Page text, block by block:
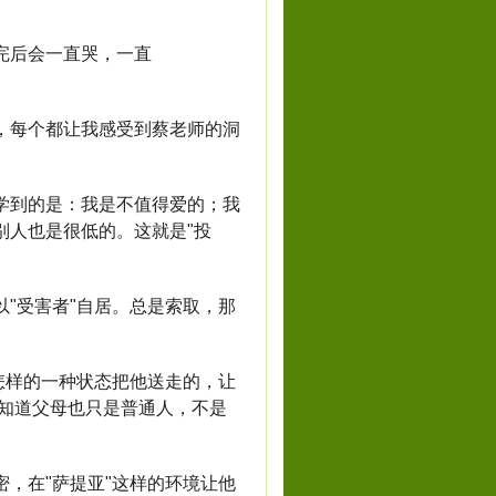
会一直哭，一直
个都让我感受到蔡老师的洞
的是：我是不值得爱的；我
人也是很低的。这就是"投
害者"自居。总是索取，那
的一种状态把他送走的，让
道父母也只是普通人，不是
在"萨提亚"这样的环境让他